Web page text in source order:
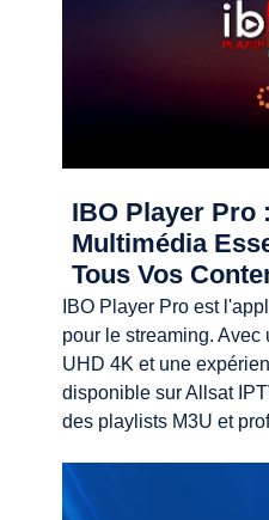
IBO Player Pro
Multimédia
Tous Vos
IBO Player Pro est
pour le streaming.
UHD 4K et une
disponible sur Allsat
des playlists M3U et